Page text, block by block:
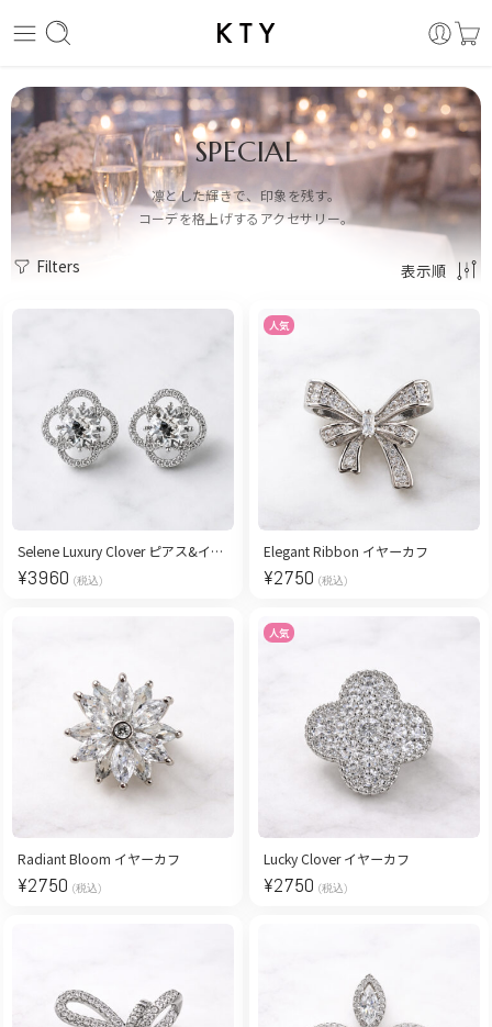
SPECIAL
凛とした輝きで、印象を残す。
コーデを格上げするアクセサリー。
Filters 表示順
Selene Luxury Clover ピアス&イヤリング
¥3960 (税込)
人気
Elegant Ribbon イヤーカフ
¥2750 (税込)
Radiant Bloom イヤーカフ
¥2750 (税込)
人気
Lucky Clover イヤーカフ
¥2750 (税込)